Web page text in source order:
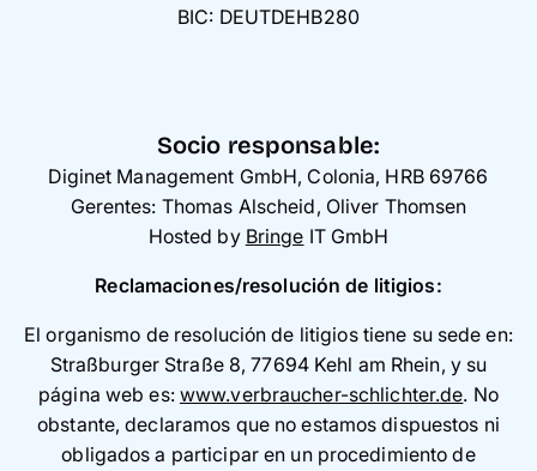
BIC: DEUTDEHB280
Socio responsable:
Diginet Management GmbH, Colonia, HRB 69766
Gerentes: Thomas Alscheid, Oliver Thomsen
Hosted by Bringe IT GmbH
Reclamaciones/resolución de litigios:
El organismo de resolución de litigios tiene su sede en:
Straßburger Straße 8, 77694 Kehl am Rhein, y su
página web es: www.verbraucher-schlichter.de. No
obstante, declaramos que no estamos dispuestos ni
obligados a participar en un procedimiento de